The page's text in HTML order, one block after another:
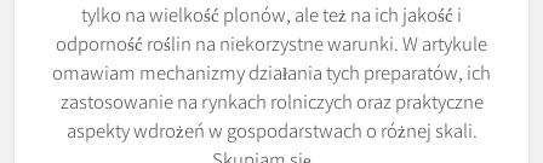
tylko na wielkość plonów, ale też na ich jakość i
odporność roślin na niekorzystne warunki. W artykule
omawiam mechanizmy działania tych preparatów, ich
zastosowanie na rynkach rolniczych oraz praktyczne
aspekty wdrożeń w gospodarstwach o różnej skali.